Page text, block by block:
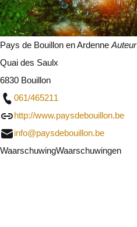
Pays de Bouillon en Ardenne Auteur
Quai des Saulx
6830 Bouillon
061/465211
http://www.paysdebouillon.be
info@paysdebouillon.be
WaarschuwingWaarschuwingen